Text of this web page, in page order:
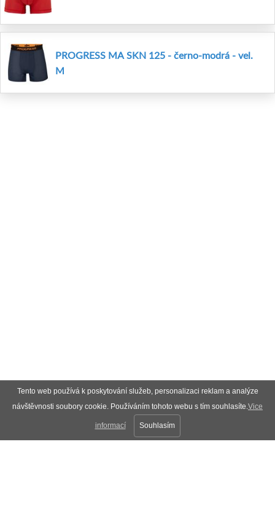
Tento web používá k poskytování služeb, personalizaci reklam a analýze
návštěvnosti soubory cookie. Používáním tohoto webu s tím souhlasíte.Vice
informací Souhlasím
PROGRESS MA SKN 125 - černo-modrá - vel.
M